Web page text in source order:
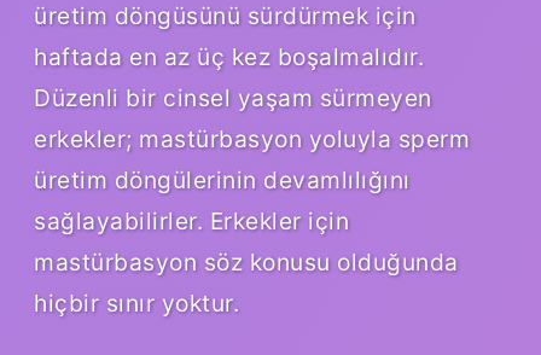
üretim döngüsünü sürdürmek için
haftada en az üç kez boşalmalıdır.
Düzenli bir cinsel yaşam sürmeyen
erkekler; mastürbasyon yoluyla sperm
üretim döngülerinin devamlılığını
sağlayabilirler. Erkekler için
mastürbasyon söz konusu olduğunda
hiçbir sınır yoktur.